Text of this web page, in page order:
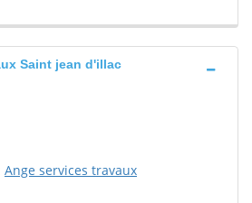
Saint jean d'illac
Ange services travaux